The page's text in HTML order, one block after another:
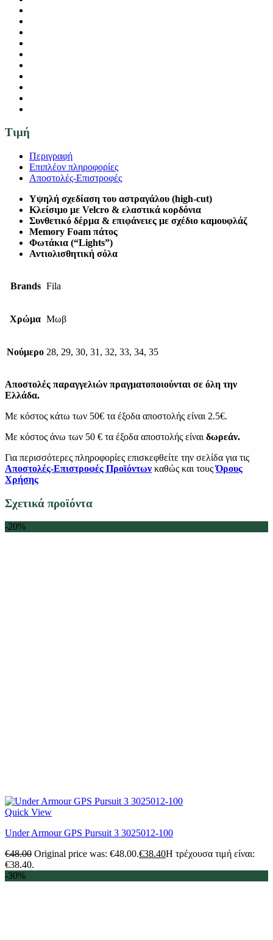
Τιμή
Περιγραφή
Επιπλέον πληροφορίες
Αποστολές-Επιστροφές
Υψηλή σχεδίαση του αστραγάλου (high-cut)
Κλείσιμο με Velcro & ελαστικά κορδόνια
Συνθετικό δέρμα & επιφάνειες με σχέδιο καμουφλάζ
Memory Foam πάτος
Φωτάκια (“Lights”)
Αντιολισθητική σόλα
Brands Fila
Χρώμα Μωβ
Νούμερο 28, 29, 30, 31, 32, 33, 34, 35
Αποστολές παραγγελιών πραγματοποιούνται σε όλη την
Ελλάδα.
Με κόστος κάτω των 50€ τα έξοδα αποστολής είναι 2.5€.
Με κόστος άνω των 50 € τα έξοδα αποστολής είναι δωρεάν.
Για περισσότερες πληροφορίες επισκεφθείτε την σελίδα για τις
Αποστολές-Επιστροφές Προϊόντων καθώς και τουςΌρους
Χρήσης
Σχετικά προϊόντα
-20%
Quick View
Under Armour GPS Pursuit 3 3025012-100
€48.00 Original price was: €48.00.€38.40Η τρέχουσα τιμή είναι:
€38.40.
-30%